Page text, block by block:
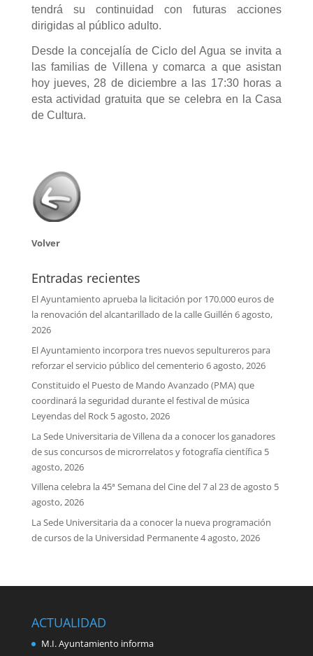
tendrá su continuidad con futuras acciones
dirigidas al público adulto.
Desde la concejalía de Ciclo del Agua se invita a
las familias de Villena y comarca a que asistan
hoy jueves, 28 de diciembre a las 17:30 horas a
esta actividad gratuita que se celebra en la Casa
de Cultura.
Volver
Entradas recientes
El Ayuntamiento aprueba la licitación por 170.000 euros de
la renovación del alcantarillado de la calle Guillén 6 agosto,
2026
El Ayuntamiento incorpora tres nuevos sepultureros para
reforzar el servicio público del cementerio 6 agosto, 2026
Constituido el Puesto de Mando Avanzado (PMA) que
coordinará la seguridad durante el festival de música
Leyendas del Rock 5 agosto, 2026
La Sede Universitaria de Villena da a conocer los ganadores
de sus concursos de microrrelatos y fotografía científica 5
agosto, 2026
Villena celebra la 45ª Semana del Cine del 7 al 23 de agosto 5
agosto, 2026
La Sede Universitaria da a conocer la nueva programación
de cursos de la Universidad Permanente4 agosto, 2026
ACTUALIDAD
M.I. Ayuntamiento informa